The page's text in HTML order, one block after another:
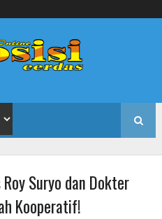
Suryo dan Dokter
Kooperatif!